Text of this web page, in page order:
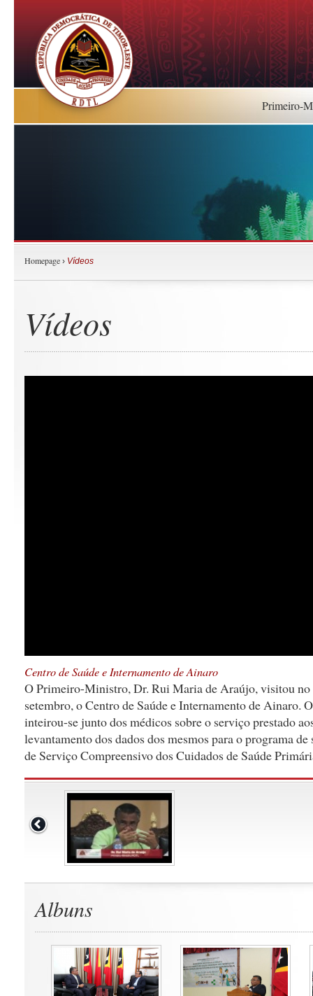
Primeiro-
Homepage › Vídeos
Vídeos
Centro de Saúde e Internamento de Ainaro
O Primeiro-Ministro, Dr. Rui Maria de Araújo, visitou no
setembro, o Centro de Saúde e Internamento de Ainaro.
inteirou-se junto dos médicos sobre o serviço prestado
levantamento dos dados dos mesmos para o programa
de Serviço Compreensivo dos Cuidados de Saúde
Albuns